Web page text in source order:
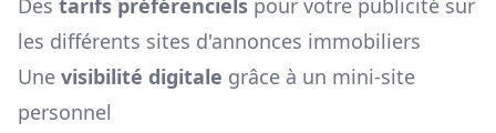
Des tarifs préférenciels pour votre publicité sur
les différents sites d'annonces immobiliers
Une visibilité digitale grâce à un mini-site
personnel